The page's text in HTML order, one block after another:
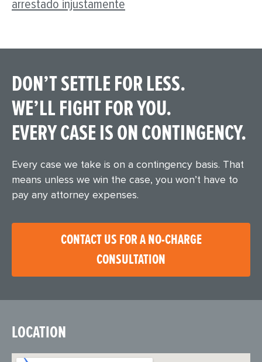
arrestado injustamente
DON’T SETTLE FOR LESS.
WE’LL FIGHT FOR YOU.
EVERY CASE IS ON CONTINGENCY.
Every case we take is on a contingency basis. That
means unless we win the case, you won’t have to
pay any attorney expenses.
CONTACT US FOR A NO-CHARGE
CONSULTATION
LOCATION